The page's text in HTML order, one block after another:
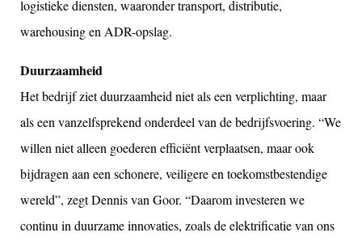
logistieke diensten, waaronder transport, distributie,
warehousing en ADR-opslag.
Duurzaamheid
Het bedrijf ziet duurzaamheid niet als een verplichting, maar
als een vanzelfsprekend onderdeel van de bedrijfsvoering. “We
willen niet alleen goederen efficiënt verplaatsen, maar ook
bijdragen aan een schonere, veiligere en toekomstbestendige
wereld”, zegt Dennis van Goor. “Daarom investeren we
continu in duurzame innovaties, zoals de elektrificatie van ons